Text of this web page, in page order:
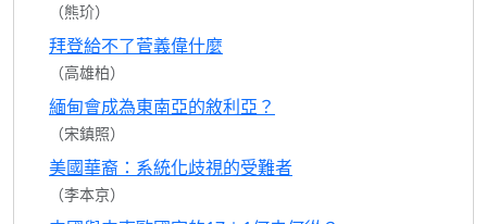
（熊玠）
拜登給不了菅義偉什麼
（高雄柏）
緬甸會成為東南亞的敘利亞？
（宋鎮照）
美國華裔：系統化歧視的受難者
（李本京）